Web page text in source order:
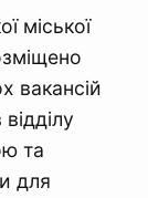
міської
вакансій
та
для